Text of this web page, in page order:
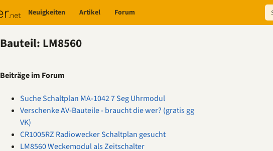
Neuigkeiten Artikel Forum
Bauteil: LM8560
Beiträge im Forum
Suche Schaltplan MA-1042 7 Seg Uhrmodul
Verschenke AV-Bauteile - braucht die wer? (gratis gg
VK)
CR1005RZ Radiowecker Schaltplan gesucht
LM8560 Weckemodul als Zeitschalter